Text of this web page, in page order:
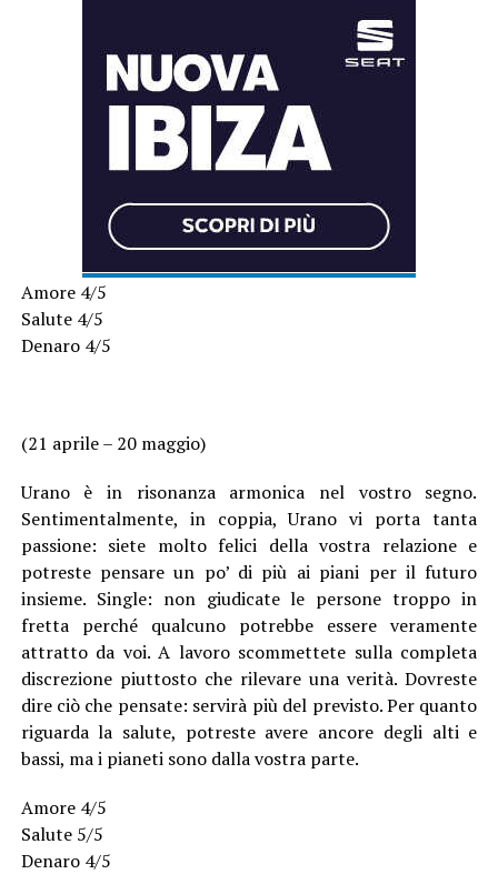
Amore 4/5
Salute 4/5
Denaro 4/5
(21 aprile – 20 maggio)
Urano è in risonanza armonica nel vostro segno.
Sentimentalmente, in coppia, Urano vi porta tanta
passione: siete molto felici della vostra relazione e
potreste pensare un po’ di più ai piani per il futuro
insieme. Single: non giudicate le persone troppo in
fretta perché qualcuno potrebbe essere veramente
attratto da voi. A lavoro scommettete sulla completa
discrezione piuttosto che rilevare una verità. Dovreste
dire ciò che pensate: servirà più del previsto. Per quanto
riguarda la salute, potreste avere ancore degli alti e
bassi, ma i pianeti sono dalla vostra parte.
Amore 4/5
Salute 5/5
Denaro 4/5